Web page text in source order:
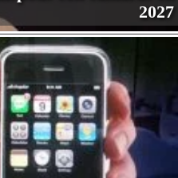
2027